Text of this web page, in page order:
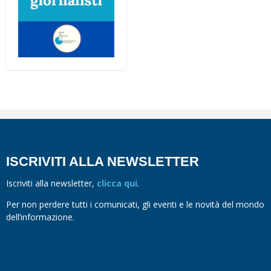
ISCRIVITI ALLA NEWSLETTER
Iscriviti alla newsletter, clicca qui.
Per non perdere tutti i comunicati, gli eventi e le novità del mondo
dell’informazione.